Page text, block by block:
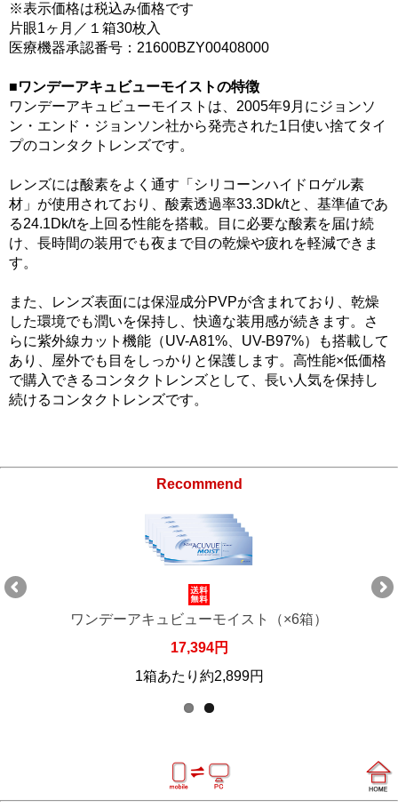
※表示価格は税込み価格です
片眼1ヶ月／１箱30枚入
医療機器承認番号：21600BZY00408000
■ワンデーアキュビューモイストの特徴
ワンデーアキュビューモイストは、2005年9月にジョンソ
ン・エンド・ジョンソン社から発売された1日使い捨てタイ
プのコンタクトレンズです。
レンズには酸素をよく通す「シリコーンハイドロゲル素
材」が使用されており、酸素透過率33.3Dk/tと、基準値であ
る24.1Dk/tを上回る性能を搭載。目に必要な酸素を届け続
け、長時間の装用でも夜まで目の乾燥や疲れを軽減できま
す。
また、レンズ表面には保湿成分PVPが含まれており、乾燥
した環境でも潤いを保持し、快適な装用感が続きます。さ
らに紫外線カット機能（UV-A81%、UV-B97%）も搭載して
あり、屋外でも目をしっかりと保護します。高性能×低価格
で購入できるコンタクトレンズとして、長い人気を保持し
続けるコンタクトレンズです。
Recommend
ワンデーアキュビューモイスト（×6箱）
17,394円
1箱あたり約2,899円